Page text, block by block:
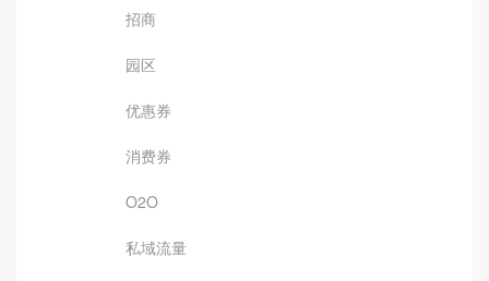
招商
园区
优惠券
消费券
O2O
私域流量